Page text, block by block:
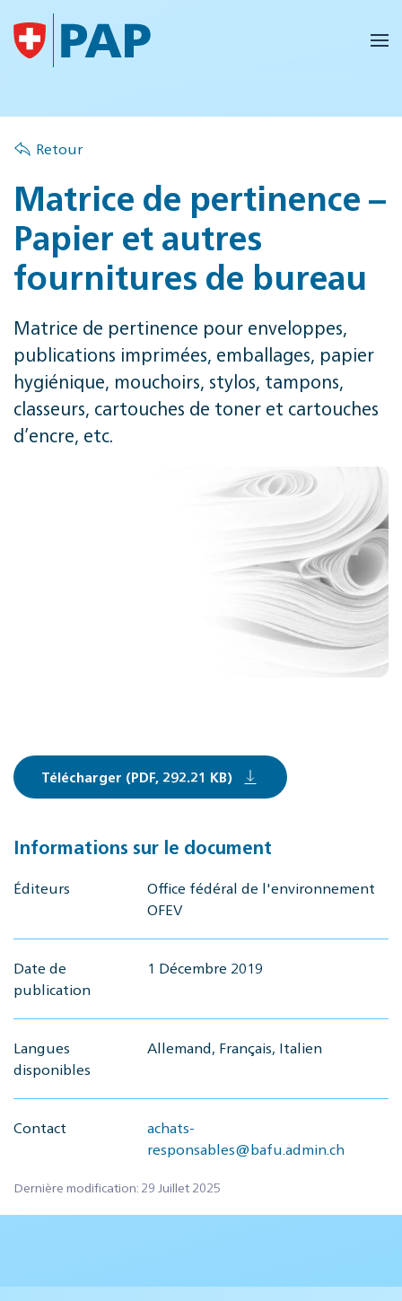
Accéder au contenu principal
Retour
Matrice de pertinence –
Papier et autres
fournitures de bureau
Matrice de pertinence pour enveloppes,
publications imprimées, emballages, papier
hygiénique, mouchoirs, stylos, tampons,
classeurs, cartouches de toner et cartouches
d’encre, etc.
Télécharger (PDF, 292.21 KB)
Informations sur le document
Éditeurs
Office fédéral de l'environnement
OFEV
Date de
publication
1 Décembre 2019
Langues
disponibles
Allemand, Français, Italien
Contact
achats-
responsables@bafu.admin.ch
Dernière modification: 29 Juillet 2025